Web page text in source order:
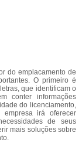
do emplacamento de
O primeiro é
que identificam o
conter informações
do licenciamento,
irá oferecer
de seus
mais soluções sobre